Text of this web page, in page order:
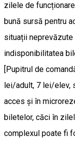
zilele de
bună sursă pentru
situații
indisponibilitatea
[Pupitrul de
lei/adult, 7 lei/elev,
acces și în
biletelor, căci în
complexul poate fi